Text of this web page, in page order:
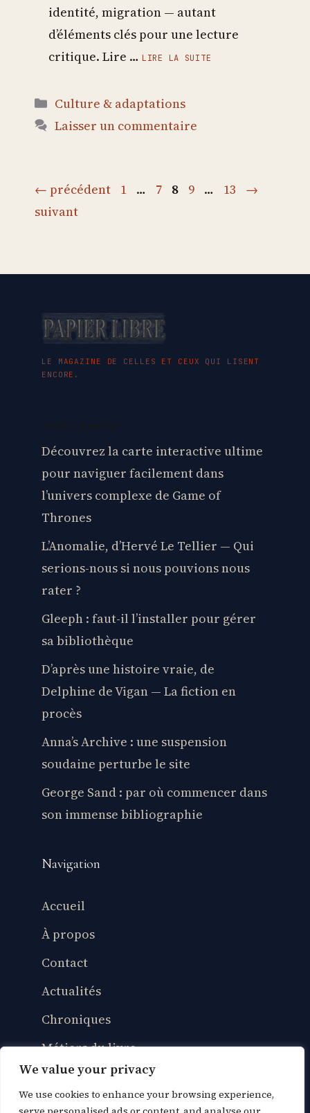
We value your privacy
We use cookies to enhance your browsing experience,
identité, migration — autant
d’éléments clés pour une lecture
critique. Lire … LIRE LA SUITE
Catégories
Culture & adaptations
Laisser un commentaire
← précédent Page
1 … Page
7 Page
8 Page
9 … Page
13
→
suivant
LE MAGAZINE DE CELLES ET CEUX QUI LISENT
ENCORE.
Découvrez la carte interactive ultime
pour naviguer facilement dans
l’univers complexe de Game of
Thrones
L’Anomalie, d’Hervé Le Tellier — Qui
serions-nous si nous pouvions nous
rater ?
Gleeph : faut-il l’installer pour gérer
sa bibliothèque
D’après une histoire vraie, de
Delphine de Vigan — La fiction en
procès
Anna’s Archive : une suspension
soudaine perturbe le site
George Sand : par où commencer dans
son immense bibliographie
Navigation
Accueil
À propos
Contact
Actualités
Chroniques
Métiers du livre
Vie de lecteur
Culture & adaptations